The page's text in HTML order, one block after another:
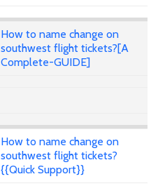
How to name change on
southwest flight tickets?[A
Complete-GUIDE]
How to name change on
southwest flight tickets?
{{Quick Support}}